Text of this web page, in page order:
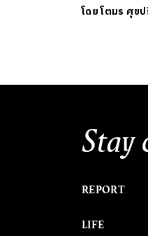
โดยโตมร ศุขป
Stay
REPORT
LIFE